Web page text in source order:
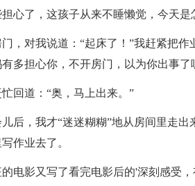
心了，这孩子从来不睡懒觉，今天是
对我说道：“起床了！”我赶紧把作
多担心你，不开房门，以为你出事了
道：“奥，马上出来。”
，我才“迷迷糊糊”地从房间里走出
作业去了。
影又写了看完电影后的'深刻感受，